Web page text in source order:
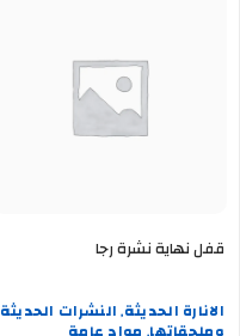
قفل نهاية نشرة رجا
الانارة الحديثة, النشرات الحديثة